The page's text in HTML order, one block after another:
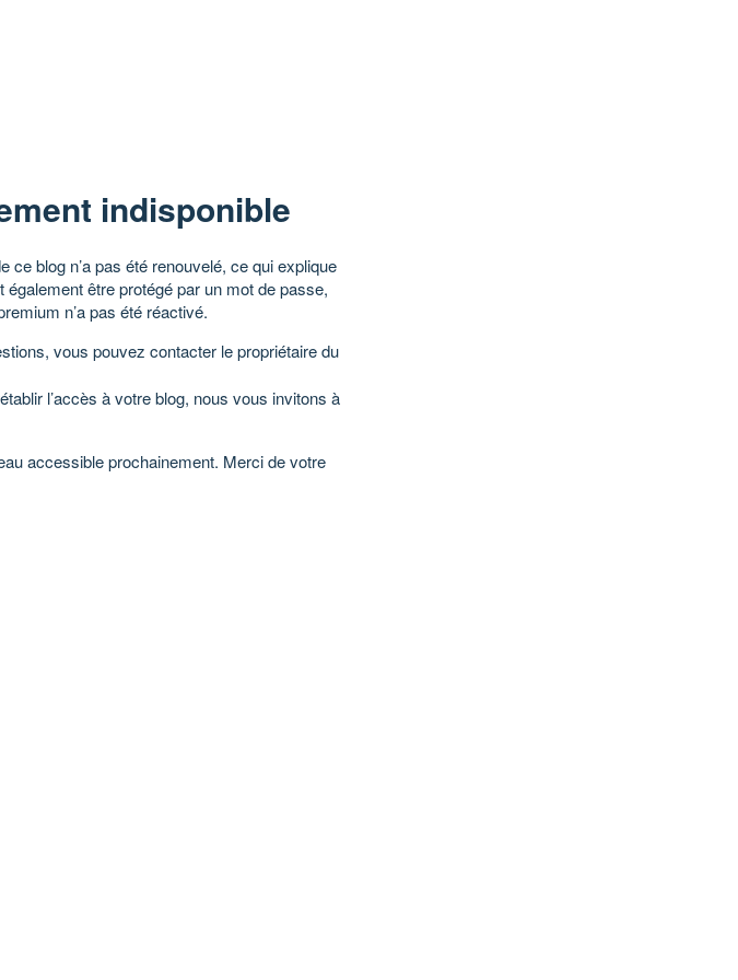
indisponible
ce blog n’a pas été renouvelé, ce qui explique
être protégé par un mot de passe,
n’a pas été réactivé.
vous pouvez contacter le propriétaire du
l’accès à votre blog, nous vous invitons à
accessible prochainement. Merci de votre